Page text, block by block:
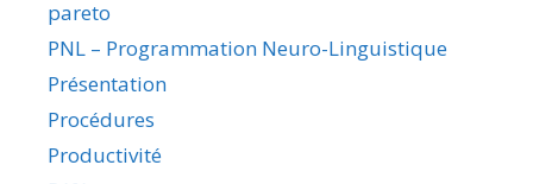
pareto
PNL – Programmation Neuro-Linguistique
Présentation
Procédures
Productivité